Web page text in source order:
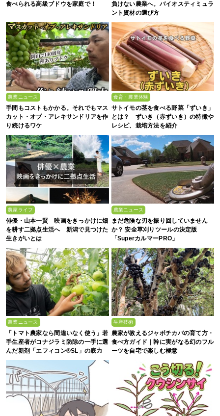
食べられる高級ブドウを家庭で！
負けない農業へ。バイオスティミュラ
ント資材の選び方
農業ニュース
手間もコストもかかる。それでもマス
カット・オブ・アレキサンドリアを作
り続けるワケ
食育・農業体験
サトイモの茎を食べる野菜「ずいき」
とは？ ずいき（赤ずいき）の特徴や
レシピ、栽培方法を紹介
農家ライフ
俳優・山本一賢 映画をきっかけに畑
を耕す二拠点生活へ 新潟で見つけた
生きがいとは
農業ニュース
まだ危険な刃を振り回していません
か？ 安全草刈りツールの決定版
「SuperカルマーPRO」
農業ニュース
「トマト農家なら間違いなく使う」若
手生産者がコナジラミ防除の一手に選
んだ新剤「エフィコン®SL」の底力
生産技術
農家が教えるジャボチカバの育て方・
食べ方ガイド｜幹に実がなる幻のフル
ーツを自宅で楽しむ極意